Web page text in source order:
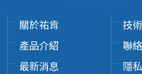
關於祐肯
產品介紹
最新消息
技
聯
隱